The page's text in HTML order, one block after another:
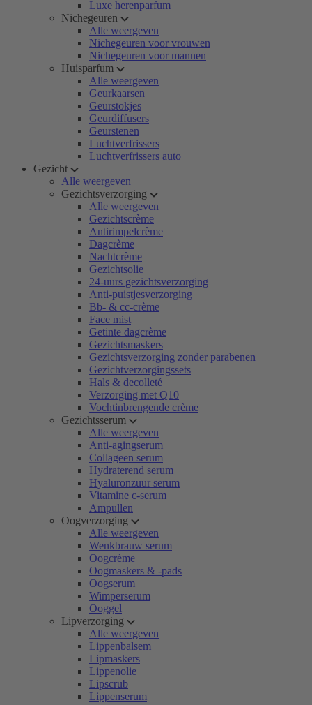
Luxe herenparfum
Nichegeuren
Alle weergeven
Nichegeuren voor vrouwen
Nichegeuren voor mannen
Huisparfum
Alle weergeven
Geurkaarsen
Geurstokjes
Geurdiffusers
Geurstenen
Luchtverfrissers
Luchtverfrissers auto
Gezicht
Alle weergeven
Gezichtsverzorging
Alle weergeven
Gezichtscrème
Antirimpelcrème
Dagcrème
Nachtcrème
Gezichtsolie
24-uurs gezichtsverzorging
Anti-puistjesverzorging
Bb- & cc-crème
Face mist
Getinte dagcrème
Gezichtsmaskers
Gezichtsverzorging zonder parabenen
Gezichtverzorgingssets
Hals & decolleté
Verzorging met Q10
Vochtinbrengende crème
Gezichtsserum
Alle weergeven
Anti-agingserum
Collageen serum
Hydraterend serum
Hyaluronzuur serum
Vitamine c-serum
Ampullen
Oogverzorging
Alle weergeven
Wenkbrauw serum
Oogcrème
Oogmaskers & -pads
Oogserum
Wimperserum
Ooggel
Lipverzorging
Alle weergeven
Lippenbalsem
Lipmaskers
Lippenolie
Lipscrub
Lippenserum